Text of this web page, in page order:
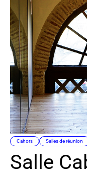
Cahors Salles de réunion
Salle